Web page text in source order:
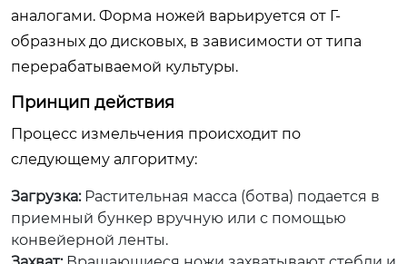
аналогами. Форма ножей варьируется от Г-
образных до дисковых, в зависимости от типа
перерабатываемой культуры.
Принцип действия
Процесс измельчения происходит по
следующему алгоритму:
Загрузка:Растительная масса (ботва) подается в
приемный бункер вручную или с помощью
конвейерной ленты.